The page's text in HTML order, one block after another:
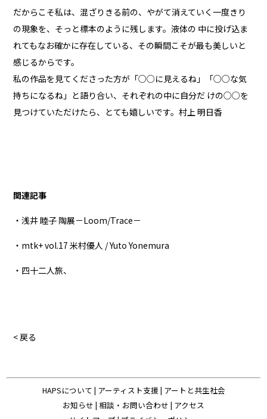
だからこそ私は、混ざりきる前の、やがて消えていく一度きり
の現象を、そっと標本のように残します。液体の 中に投げ込ま
れてもなお確かに存在している、その瞬間こそが最も美しいと
感じるからです。
私の作品を見てくださった方が「○○に見えるね」「○○な気
持ちになるね」と語り合い、それぞれの中に自分だ けの○○を
見つけていただけたら、とても嬉しいです。村上 明日香
関連記事
・浅井 睦子 陶展－Loom/Trace－
・mtk+ vol.17 米村優人 / Yuto Yonemura
・四十二人旅、
< 戻る
HAPSについて | アーティスト支援 | アートと共生社会
お知らせ | 相談・お問い合わせ | アクセス